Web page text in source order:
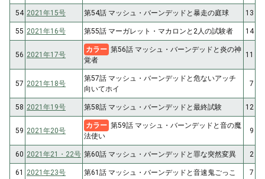
54 2021年15号 第54話 マッシュ・バーンデッドと暴走の庭球 13
55 2021年16号 第55話 マーガレット・マカロンと2人の試験者 14
56 2021年17号
カラー 第56話 マッシュ・バーンデッドと炎の神
覚者
11
57 2021年18号
第57話 マッシュ・バーンデッドと危ないアッチ
向いてホイ
7
58 2021年19号 第58話 マッシュ・バーンデッドと最終試験 12
59 2021年20号
カラー 第59話 マッシュ・バーンデッドと音の魔
法使い
9
60 2021年21・22号 第60話 マッシュ・バーンデッドと罪な突然変異 2
61 2021年23号 第61話 マッシュ・バーンデッドと音速鬼ごっこ 7